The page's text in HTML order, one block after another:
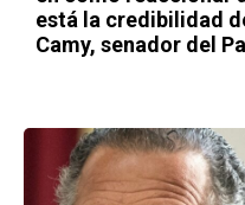
está la credibilidad
Camy, senador del